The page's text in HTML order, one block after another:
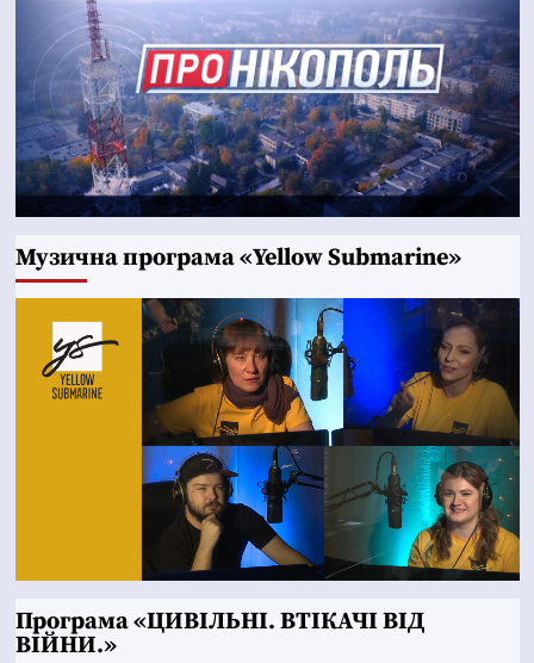
Музична програма «Yellow Submarine»
Програма «ЦИВІЛЬНІ. ВТІКАЧІ ВІД
ВІЙНИ.»